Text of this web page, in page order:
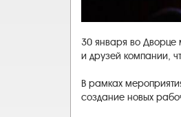
30 января во Дворце
и друзей компании,
В рамках
создание новых